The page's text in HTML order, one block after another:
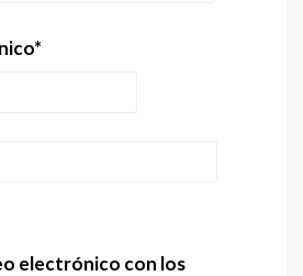
*
electrónico con los